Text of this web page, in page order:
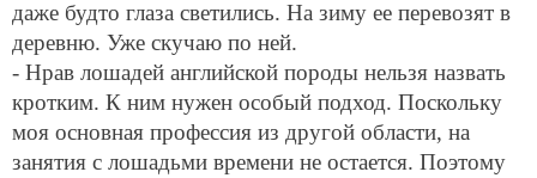
даже будто глаза светились. На зиму ее перевозят в
деревню. Уже скучаю по ней.
- Нрав лошадей английской породы нельзя назвать
кротким. К ним нужен особый подход. Поскольку
моя основная профессия из другой области, на
занятия с лошадьми времени не остается. Поэтому